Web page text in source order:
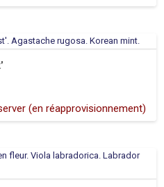
(en réapprovisionnement)